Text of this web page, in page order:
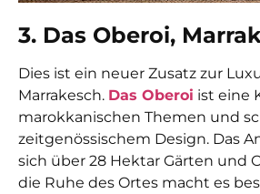
3. Das Oberoi,
Dies ist ein neuer Zusatz zur
Marrakesch. Das Oberoi ist eine
marokkanischen Themen und
zeitgenössischem Design. Das
sich über 28 Hektar Gärten und
die Ruhe des Ortes macht es